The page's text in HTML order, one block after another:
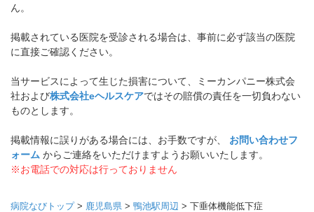
ん。
掲載されている医院を受診される場合は、事前に必ず該当の医院
に直接ご確認ください。
当サービスによって生じた損害について、ミーカンパニー株式会
社および株式会社eヘルスケアではその賠償の責任を一切負わない
ものとします。
掲載情報に誤りがある場合には、お手数ですが、 お問い合わせフ
ォーム からご連絡をいただけますようお願いいたします。
※お電話での対応は行っておりません
病院なびトップ> 鹿児島県 > 鴨池駅周辺 > 下垂体機能低下症